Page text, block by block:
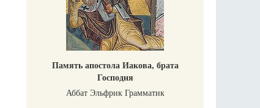
Память апостола Иакова, брата
Господня
Аббат Эльфрик Грамматик